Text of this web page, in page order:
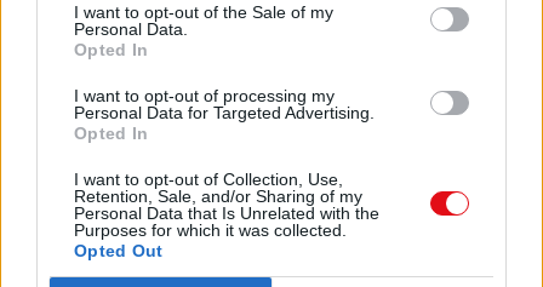
I want to opt-out of the Sale of my
Personal Data.
Opted In
I want to opt-out of processing my
Personal Data for Targeted Advertising.
Opted In
I want to opt-out of Collection, Use,
Retention, Sale, and/or Sharing of my
Personal Data that Is Unrelated with the
Purposes for which it was collected.
Opted Out
Enlace a esta página
Enlace permanente
documento para compartir su documento en Facebook,
LinkedIn.. O directamente en contacto con el correo
electrónico, Messenger, Whatsapp, Line..